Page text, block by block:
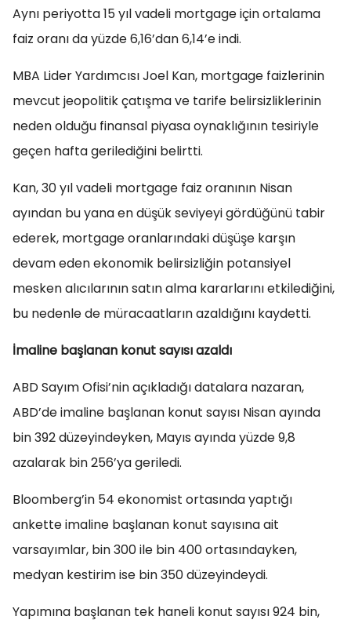
Aynı periyotta 15 yıl vadeli mortgage için ortalama
faiz oranı da yüzde 6,16’dan 6,14’e indi.
MBA Lider Yardımcısı Joel Kan, mortgage faizlerinin
mevcut jeopolitik çatışma ve tarife belirsizliklerinin
neden olduğu finansal piyasa oynaklığının tesiriyle
geçen hafta gerilediğini belirtti.
Kan, 30 yıl vadeli mortgage faiz oranının Nisan
ayından bu yana en düşük seviyeyi gördüğünü tabir
ederek, mortgage oranlarındaki düşüşe karşın
devam eden ekonomik belirsizliğin potansiyel
mesken alıcılarının satın alma kararlarını etkilediğini,
bu nedenle de müracaatların azaldığını kaydetti.
İmaline başlanan konut sayısı azaldı
ABD Sayım Ofisi’nin açıkladığı datalara nazaran,
ABD’de imaline başlanan konut sayısı Nisan ayında
bin 392 düzeyindeyken, Mayıs ayında yüzde 9,8
azalarak bin 256’ya geriledi.
Bloomberg’in 54 ekonomist ortasında yaptığı
ankette imaline başlanan konut sayısına ait
varsayımlar, bin 300 ile bin 400 ortasındayken,
medyan kestirim ise bin 350 düzeyindeydi.
Yapımına başlanan tek haneli konut sayısı 924 bin,